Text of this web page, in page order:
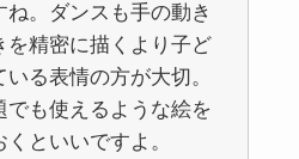
ね。ダンスも手の動き
を精密に描くより子ど
いる表情の方が大切。
でも使えるような絵を
といいですよ。